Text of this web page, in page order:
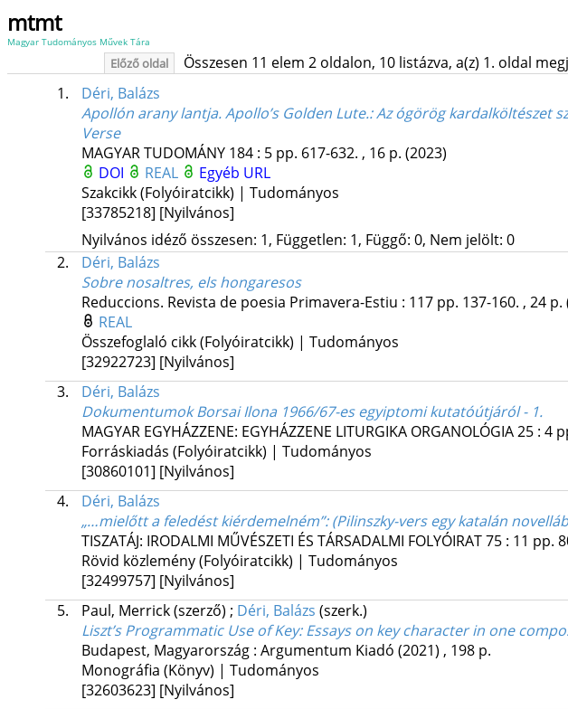
mtmt
Magyar Tudományos Művek Tára
Előző oldal Összesen 11 elem 2 oldalon, 10 listázva, a(z) 1. oldal
1.
Déri, Balázs
Apollón arany lantja. Apollo’s Golden Lute.: Az ógörög kardalköltészet
Verse
MAGYAR TUDOMÁNY 184: 5 pp. 617-632. , 16 p. (2023)
DOI
REAL
Egyéb URL
Szakcikk (Folyóiratcikk) | Tudományos
[33785218] [Nyilvános]
Nyilvános idéző összesen: 1, Független: 1, Függő: 0, Nem jelölt: 0
2.
Déri, Balázs
Sobre nosaltres, els hongaresos
Reduccions. Revista de poesia Primavera-Estiu : 117 pp. 137-160. , 24 p.
REAL
Összefoglaló cikk (Folyóiratcikk) | Tudományos
[32922723] [Nyilvános]
3.
Déri, Balázs
Dokumentumok Borsai Ilona 1966/67-es egyiptomi kutatóútjáról - 1.
MAGYAR EGYHÁZZENE: EGYHÁZZENE LITURGIKA ORGANOLÓGIA25: 4
Forráskiadás (Folyóiratcikk) | Tudományos
[30860101] [Nyilvános]
4.
Déri, Balázs
„…mielőtt a feledést kiérdemelném”: (Pilinszky-vers egy katalán
TISZATÁJ: IRODALMI MŰVÉSZETI ÉS TÁRSADALMI FOLYÓIRAT75: 11 pp.
Rövid közlemény (Folyóiratcikk) | Tudományos
[32499757] [Nyilvános]
5.
Paul, Merrick (szerző) ; Déri, Balázs (szerk.)
Liszt’s Programmatic Use of Key: Essays on key character in one
Budapest, Magyarország : Argumentum Kiadó (2021) , 198 p.
Monográfia (Könyv) | Tudományos
[32603623] [Nyilvános]